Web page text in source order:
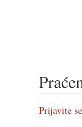
Prijavite